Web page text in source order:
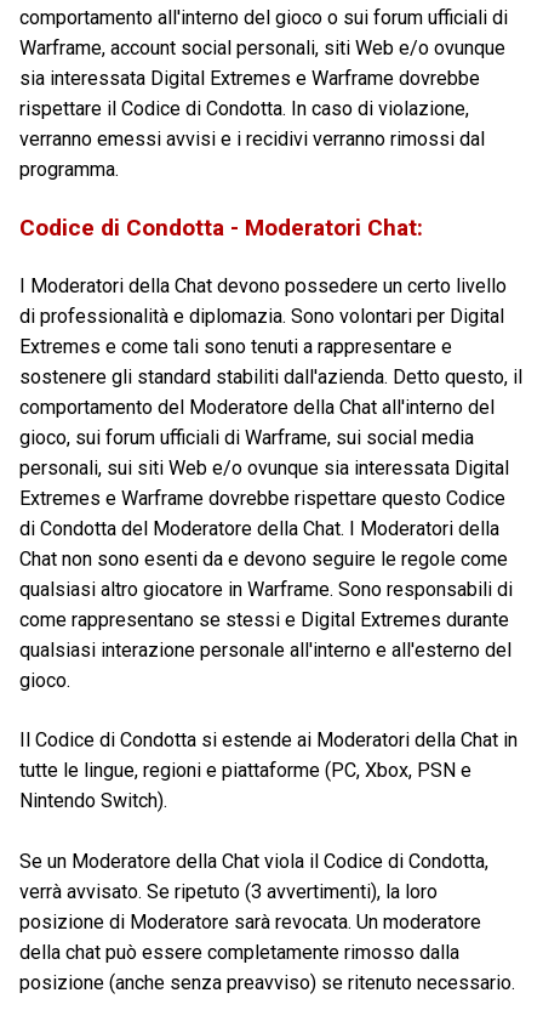
comportamento all'interno del gioco o sui forum ufficiali di
Warframe, account social personali, siti Web e/o ovunque
sia interessata Digital Extremes e Warframe dovrebbe
rispettare il Codice di Condotta. In caso di violazione,
verranno emessi avvisi e i recidivi verranno rimossi dal
programma.
Codice di Condotta - Moderatori Chat:
I Moderatori della Chat devono possedere un certo livello
di professionalità e diplomazia. Sono volontari per Digital
Extremes e come tali sono tenuti a rappresentare e
sostenere gli standard stabiliti dall'azienda. Detto questo, il
comportamento del Moderatore della Chat all'interno del
gioco, sui forum ufficiali di Warframe, sui social media
personali, sui siti Web e/o ovunque sia interessata Digital
Extremes e Warframe dovrebbe rispettare questo Codice
di Condotta del Moderatore della Chat. I Moderatori della
Chat non sono esenti da e devono seguire le regole come
qualsiasi altro giocatore in Warframe. Sono responsabili di
come rappresentano se stessi e Digital Extremes durante
qualsiasi interazione personale all'interno e all'esterno del
gioco.
Il Codice di Condotta si estende ai Moderatori della Chat in
tutte le lingue, regioni e piattaforme (PC, Xbox, PSN e
Nintendo Switch).
Se un Moderatore della Chat viola il Codice di Condotta,
verrà avvisato. Se ripetuto (3 avvertimenti), la loro
posizione di Moderatore sarà revocata. Un moderatore
della chat può essere completamente rimosso dalla
posizione (anche senza preavviso) se ritenuto necessario.